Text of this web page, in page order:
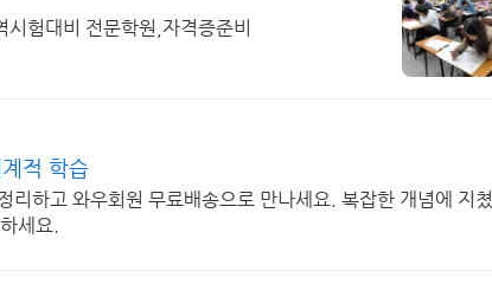
험대비 전문학원,자격증준비
적 학습
리하고 와우회원 무료배송으로 만나세요. 복잡한 개념에 지쳤
세요.